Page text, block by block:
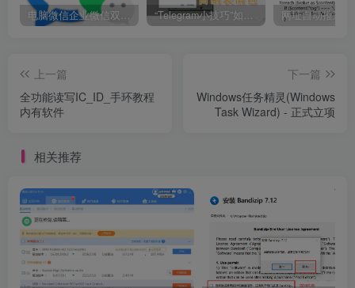
电脑微信企业微信双开/多开方法(最简单粗暴的解决方案) “Telegram小技巧”如何利用官方机器人自制表情包
上一篇
全功能读写IC_ID_手环教程
内有软件
下一篇
Windows任务精灵(Windows
Task Wizard) - 正式立项
相关推荐